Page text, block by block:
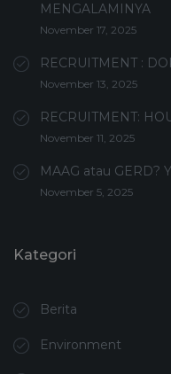
MENGALAMINYA
November 17, 2025
RECRUITMENT :
November 13, 2025
RECRUITMENT:
November 11, 2025
MAAG atau GERD?
November 5, 2025
Kategori
Berita
Environment